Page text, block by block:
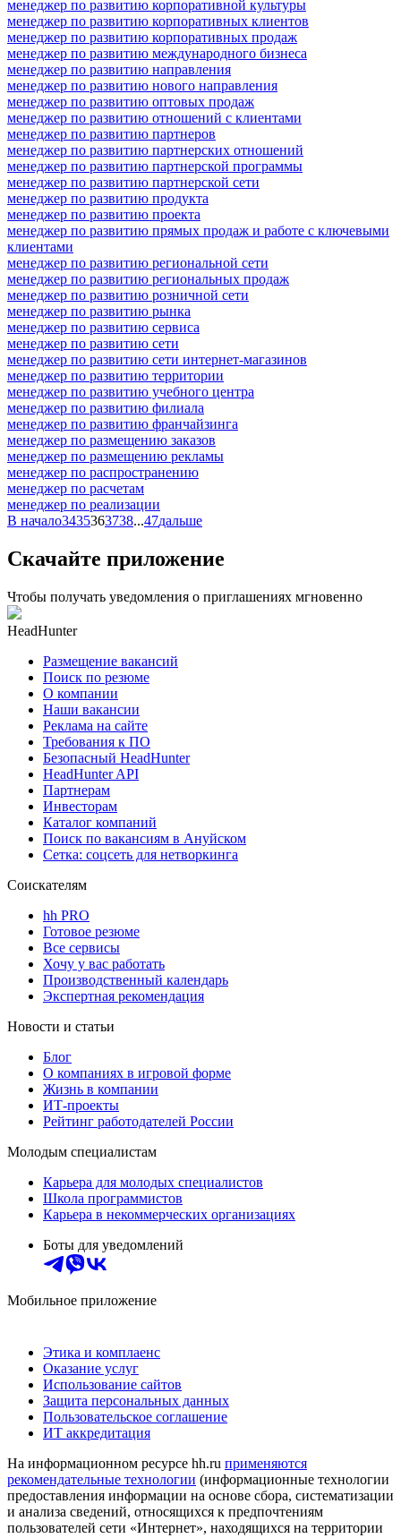
менеджер по развитию корпоративной культуры
менеджер по развитию корпоративных клиентов
менеджер по развитию корпоративных продаж
менеджер по развитию международного бизнеса
менеджер по развитию направления
менеджер по развитию нового направления
менеджер по развитию оптовых продаж
менеджер по развитию отношений с клиентами
менеджер по развитию партнеров
менеджер по развитию партнерских отношений
менеджер по развитию партнерской программы
менеджер по развитию партнерской сети
менеджер по развитию продукта
менеджер по развитию проекта
менеджер по развитию прямых продаж и работе с ключевыми
клиентами
менеджер по развитию региональной сети
менеджер по развитию региональных продаж
менеджер по развитию розничной сети
менеджер по развитию рынка
менеджер по развитию сервиса
менеджер по развитию сети
менеджер по развитию сети интернет-магазинов
менеджер по развитию территории
менеджер по развитию учебного центра
менеджер по развитию филиала
менеджер по развитию франчайзинга
менеджер по размещению заказов
менеджер по размещению рекламы
менеджер по распространению
менеджер по расчетам
менеджер по реализации
В начало3435363738...47дальше
Скачайте приложение
Чтобы получать уведомления о приглашениях мгновенно
HeadHunter
Размещение вакансий
Поиск по резюме
О компании
Наши вакансии
Реклама на сайте
Требования к ПО
Безопасный HeadHunter
HeadHunter API
Партнерам
Инвесторам
Каталог компаний
Поиск по вакансиям в Ануйском
Сетка: соцсеть для нетворкинга
Соискателям
hh PRO
Готовое резюме
Все сервисы
Хочу у вас работать
Производственный календарь
Экспертная рекомендация
Новости и статьи
Блог
О компаниях в игровой форме
Жизнь в компании
ИТ-проекты
Рейтинг работодателей России
Молодым специалистам
Карьера для молодых специалистов
Школа программистов
Карьера в некоммерческих организациях
Боты для уведомлений
Мобильное приложение
Этика и комплаенс
Оказание услуг
Использование сайтов
Защита персональных данных
Пользовательское соглашение
ИТ аккредитация
На информационном ресурсе hh.ru применяются
рекомендательные технологии (информационные технологии
предоставления информации на основе сбора, систематизации
и анализа сведений, относящихся к предпочтениям
пользователей сети «Интернет», находящихся на территории